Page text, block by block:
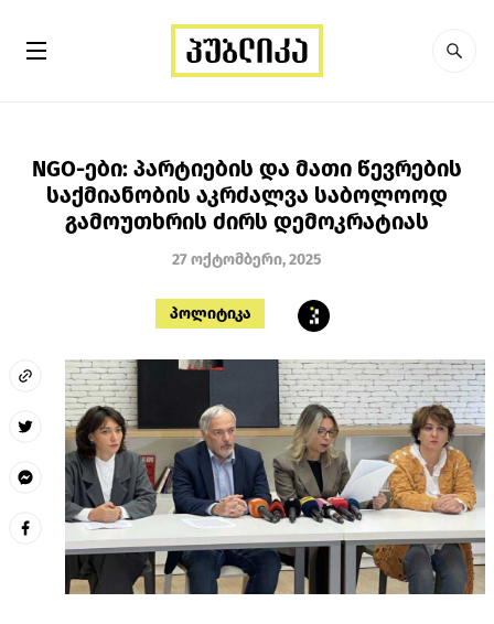
NGO-ები: პარტიების და მათი წევრების
საქმიანობის აკრძალვა საბოლოოდ
გამოუთხრის ძირს დემოკრატიას
27 ოქტომბერი, 2025
პოლიტიკა